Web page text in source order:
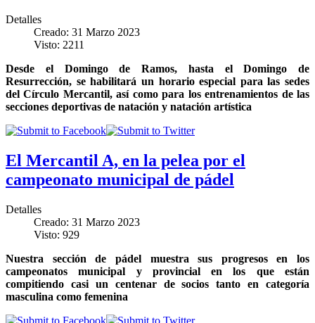
Detalles
Creado: 31 Marzo 2023
Visto: 2211
Desde el Domingo de Ramos, hasta el Domingo de
Resurrección, se habilitará un horario especial para las sedes
del Círculo Mercantil, así como para los entrenamientos de las
secciones deportivas de natación y natación artística
El Mercantil A, en la pelea por el
campeonato municipal de pádel
Detalles
Creado: 31 Marzo 2023
Visto: 929
Nuestra sección de pádel muestra sus progresos en los
campeonatos municipal y provincial en los que están
compitiendo casi un centenar de socios tanto en categoría
masculina como femenina